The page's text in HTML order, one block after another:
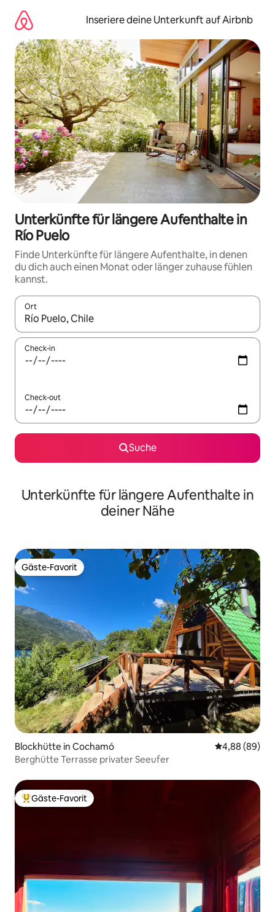
Inhalten
springen
Inseriere deine Unterkunft auf Airbnb
Unterkünfte für längere Aufenthalte in
Río Puelo
Finde Unterkünfte für längere Aufenthalte, in denen
du dich auch einen Monat oder länger zuhause fühlen
kannst.
Ort
Wenn Ergebnisse verfügbar sind, navigiere mit den
Check-in
Check-out
Suche
Unterkünfte für längere Aufenthalte in
deiner Nähe
Gäste-Favorit
Gäste-Favorit
Blockhütte in Cochamó
4,88 (89)
Berghütte Terrasse privater Seeufer
Beliebter Gäste-Favorit.
Gäste-Favorit